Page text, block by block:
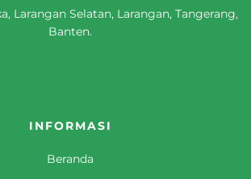
Larangan Selatan, Larangan, Tangerang,
Banten.
INFORMASI
Beranda